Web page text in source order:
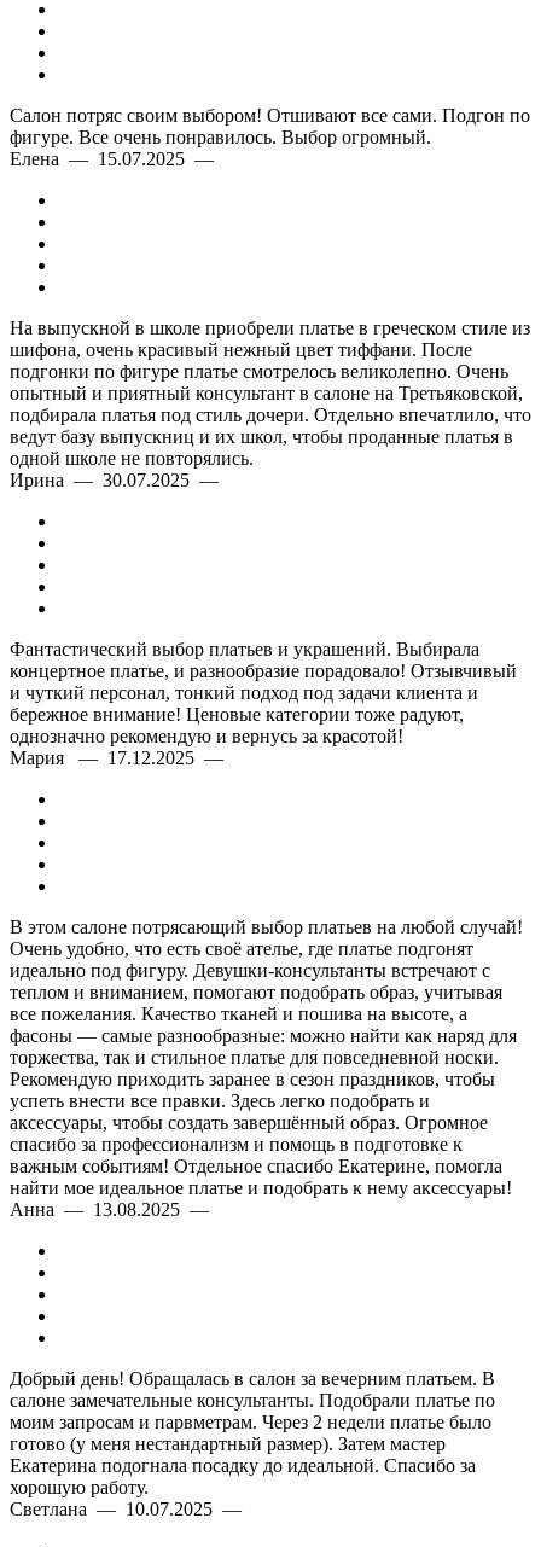
Салон потряс своим выбором! Отшивают все сами. Подгон по
фигуре. Все очень понравилось. Выбор огромный.
Елена — 15.07.2025 —
На выпускной в школе приобрели платье в греческом стиле из
шифона, очень красивый нежный цвет тиффани. После
подгонки по фигуре платье смотрелось великолепно. Очень
опытный и приятный консультант в салоне на Третьяковской,
подбирала платья под стиль дочери. Отдельно впечатлило, что
ведут базу выпускниц и их школ, чтобы проданные платья в
одной школе не повторялись.
Ирина — 30.07.2025 —
Фантастический выбор платьев и украшений. Выбирала
концертное платье, и разнообразие порадовало! Отзывчивый
и чуткий персонал, тонкий подход под задачи клиента и
бережное внимание! Ценовые категории тоже радуют,
однозначно рекомендую и вернусь за красотой!
Мария — 17.12.2025 —
В этом салоне потрясающий выбор платьев на любой случай!
Очень удобно, что есть своё ателье, где платье подгонят
идеально под фигуру. Девушки-консультанты встречают с
теплом и вниманием, помогают подобрать образ, учитывая
все пожелания. Качество тканей и пошива на высоте, а
фасоны — самые разнообразные: можно найти как наряд для
торжества, так и стильное платье для повседневной носки.
Рекомендую приходить заранее в сезон праздников, чтобы
успеть внести все правки. Здесь легко подобрать и
аксессуары, чтобы создать завершённый образ. Огромное
спасибо за профессионализм и помощь в подготовке к
важным событиям! Отдельное спасибо Екатерине, помогла
найти мое идеальное платье и подобрать к нему аксессуары!
Анна — 13.08.2025 —
Добрый день! Обращалась в салон за вечерним платьем. В
салоне замечательные консультанты. Подобрали платье по
моим запросам и парвметрам. Через 2 недели платье было
готово (у меня нестандартный размер). Затем мастер
Екатерина подогнала посадку до идеальной. Спасибо за
хорошую работу.
Светлана — 10.07.2025 —